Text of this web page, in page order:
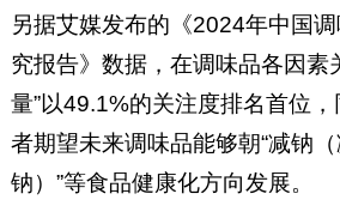
另据艾媒发布的《2024年中国
究报告》数据，在调味品各因素
量”以49.1%的关注度排名首位
者期望未来调味品能够朝“减钠
钠）”等食品健康化方向发展。